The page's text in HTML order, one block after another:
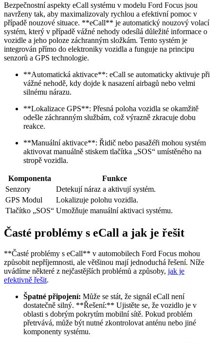
Bezpečnostní aspekty eCall systému v modelu Ford Focus jsou
navrženy tak, aby maximalizovaly rychlou a efektivní pomoc v
případě nouzové situace. **eCall** je automatický nouzový volací
systém, který v případě vážné nehody odesílá důležité informace o
vozidle a jeho poloze záchranným složkám. Tento systém je
integrován přímo do elektroniky vozidla a funguje na principu
senzorů a GPS technologie.
**Automatická aktivace**: eCall se automaticky aktivuje při
vážné nehodě, kdy dojde k nasazení airbagů nebo velmi
silnému nárazu.
**Lokalizace GPS**: Přesná poloha vozidla se okamžitě
odešle záchranným službám, což výrazně zkracuje dobu
reakce.
**Manuální aktivace**: Řidič nebo pasažéři mohou systém
aktivovat manuálně stiskem tlačítka „SOS“ umístěného na
stropě vozidla.
Komponenta
Funkce
Senzory
Detekují náraz a aktivují systém.
GPS Modul
Lokalizuje polohu vozidla.
Tlačítko „SOS“ Umožňuje manuální aktivaci systému.
Časté problémy s eCall a jak je řešit
**Časté problémy s eCall** v automobilech Ford Focus mohou
způsobit nepříjemnosti, ale většinou mají jednoduchá řešení. Níže
uvádíme některé z nejčastějších problémů a způsoby, jak je
efektivně řešit.
Špatné připojení: Může se stát, že signál eCall není
dostatečně silný. **Řešení:** Ujistěte se, že vozidlo je v
oblasti s dobrým pokrytím mobilní sítě. Pokud problém
přetrvává, může být nutné zkontrolovat anténu nebo jiné
komponenty systému.